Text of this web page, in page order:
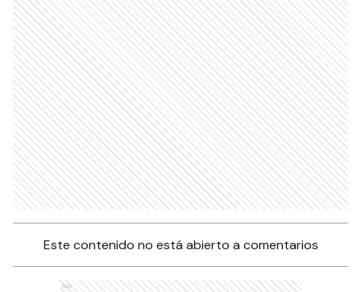
Este contenido no está abierto a comentarios
Ads